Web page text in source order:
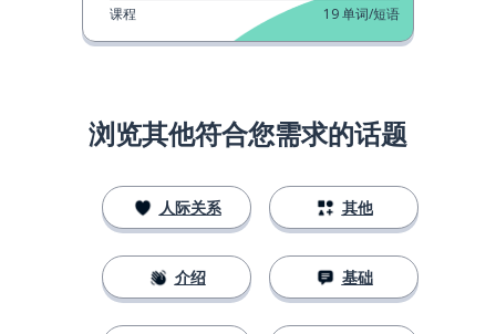
课程 19单词/短语
浏览其他符合您需求的话题
人际关系
介绍
其他
基础